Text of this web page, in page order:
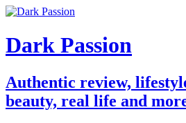
Dark Passion
Authentic review,
beauty, real life and